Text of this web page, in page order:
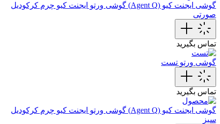
گوشی ایجنت کیو (Agent Q)
گوشی ورتو ایجنت کیو چرم کرکودیل
صورتی
تماس بگیرید
گوشی ورتو تست
تماس بگیرید
گوشی ایجنت کیو (Agent Q)
گوشی ورتو ایجنت کیو چرم کرکودیل
سبز